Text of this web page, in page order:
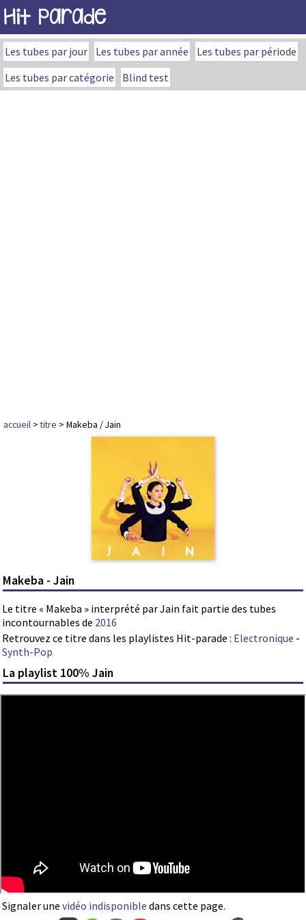
Hit Parade
Les tubes par jour Les tubes par année
Les tubes par période
Les tubes par catégorie
Blind test
accueil >titre > Makeba / Jain
Makeba - Jain
Le titre « Makeba » interprété par Jain fait partie des tubes
incontournables de 2016
Retrouvez ce titre dans les playlistes Hit-parade : Electronique -
Synth-Pop
La playlist 100% Jain
Signaler une vidéo indisponible dans cette page.